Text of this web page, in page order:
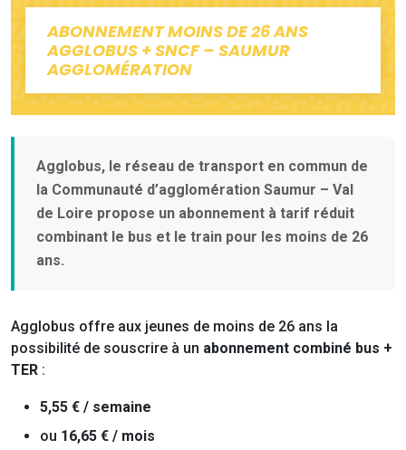
ABONNEMENT MOINS DE 26 ANS
AGGLOBUS + SNCF – SAUMUR
AGGLOMÉRATION
Agglobus, le réseau de transport en commun de
la Communauté d’agglomération Saumur – Val
de Loire propose un abonnement à tarif réduit
combinant le bus et le train pour les moins de 26
ans.
Agglobus offre aux jeunes de moins de 26 ans la
possibilité de souscrire à un abonnement combiné bus +
TER :
5,55 € / semaine
ou 16,65 € / mois